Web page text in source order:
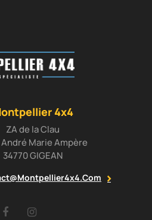
4x4
ZA de la Clau
Marie Ampère
34770 GIGEAN
Facebook